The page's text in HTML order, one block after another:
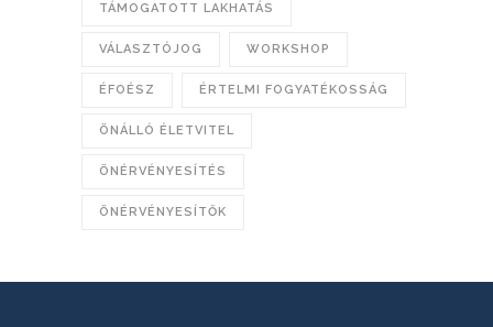
TÁMOGATOTT LAKHATÁS
VÁLASZTÓJOG WORKSHOP
ÉFOÉSZ ÉRTELMI FOGYATÉKOSSÁG
ÖNÁLLÓ ÉLETVITEL
ÖNÉRVÉNYESÍTÉS
ÖNÉRVÉNYESÍTŐK